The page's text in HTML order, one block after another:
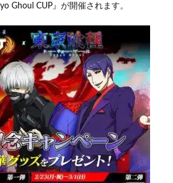
Ghoul CUP』が開催されます。